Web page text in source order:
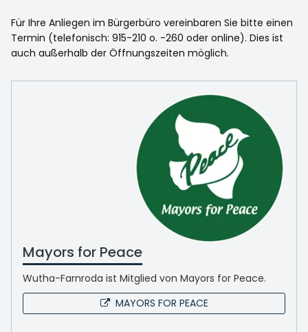
Für Ihre Anliegen im Bürgerbüro vereinbaren Sie bitte einen
Termin (telefonisch: 915-210 o. -260 oder online). Dies ist
auch außerhalb der Öffnungszeiten möglich.
Mayors for Peace
Wutha-Farnroda ist Mitglied von Mayors for Peace.
MAYORS FOR PEACE